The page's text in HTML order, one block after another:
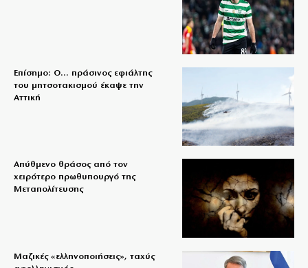
Επίσημο: Ο… πράσινος εφιάλτης
του μητσοτακισμού έκαψε την
Αττική
Απύθμενο θράσος από τον
χειρότερο πρωθυπουργό της
Μεταπολίτευσης
Μαζικές «ελληνοποιήσεις», ταχύς